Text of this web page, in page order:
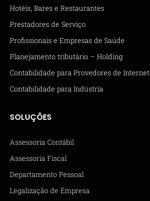
Hotéis, Bares e Restaurantes
Prestadores de Serviço
Profissionais e Empresas de Saúde
Planejamento tributário – Holding
Contabilidade para Provedores de Internet
Contabilidade para Indústria
SOLUÇÕES
Assessoria Contábil
Assessoria Fiscal
Departamento Pessoal
Legalização de Empresa